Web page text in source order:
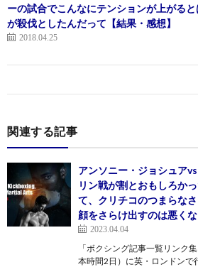
ーの試合でこんなにテンションが上がる
が殺伐としたんだって【結果・感想】
2018.04.25
関連する記事
アンソニー・ジョシュア
リン戦が割とおもしろか
て、クリチコのつまらな
顔をさらけ出すのは悪くな
2023.04.04
「ボクシング記事一覧リンク
本時間2日）に英・ロンドンで